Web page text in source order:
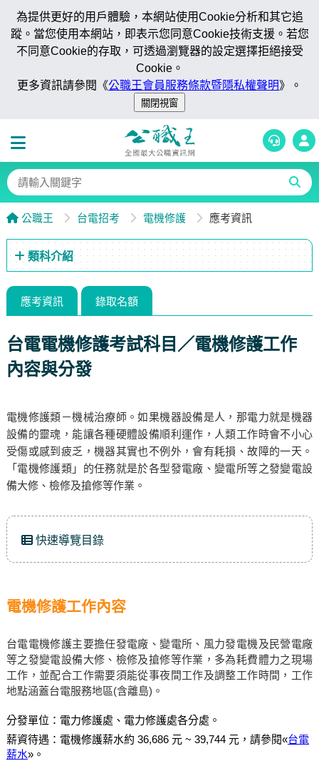
為提供更好的用戶體驗，本網站使用Cookie分析和其它追
蹤。當您使用本網站，即表示您同意Cookie技術支援。若您
不同意Cookie的存取，可透過瀏覽器的設定選擇拒絕接受
Cookie。
更多資訊請參閱《公職王會員服務條款暨隱私權聲明》。
公職王 台電招考 電機修護 應考資訊
類科介紹
應考資訊 錄取名額
台電電機修護考試科目／電機修護工作
內容與分發
電機修護類－機械治療師。如果機器設備是人，那電力就是機器
設備的靈魂，能讓各種硬體設備順利運作，人類工作時會不小心
受傷或感到疲乏，機器其實也不例外，會有耗損、故障的一天。
「電機修護類」的任務就是於各型發電廠、變電所等之發變電設
備大修、檢修及搶修等作業。
快速導覽目錄
電機修護工作內容
台電電機修護主要擔任發電廠、變電所、風力發電機及民營電廠
等之發變電設備大修、檢修及搶修等作業，多為耗費體力之現場
工作，並配合工作需要須能從事夜間工作及調整工作時間，工作
地點涵蓋台電服務地區(含離島)。
分發單位：電力修護處、電力修護處各分處。
薪資待遇：電機修護薪水約 36,686 元 ~ 39,744 元，請參閱«台電
薪水»。